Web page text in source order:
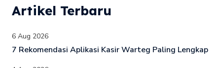
Artikel Terbaru
6 Aug 2026
7 Rekomendasi Aplikasi Kasir Warteg Paling Lengkap